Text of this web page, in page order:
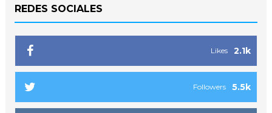
REDES SOCIALES
2.1k
Likes
5.5k
Followers